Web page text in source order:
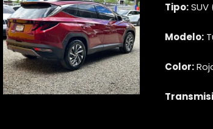
Tipo:
Modelo:
Color: